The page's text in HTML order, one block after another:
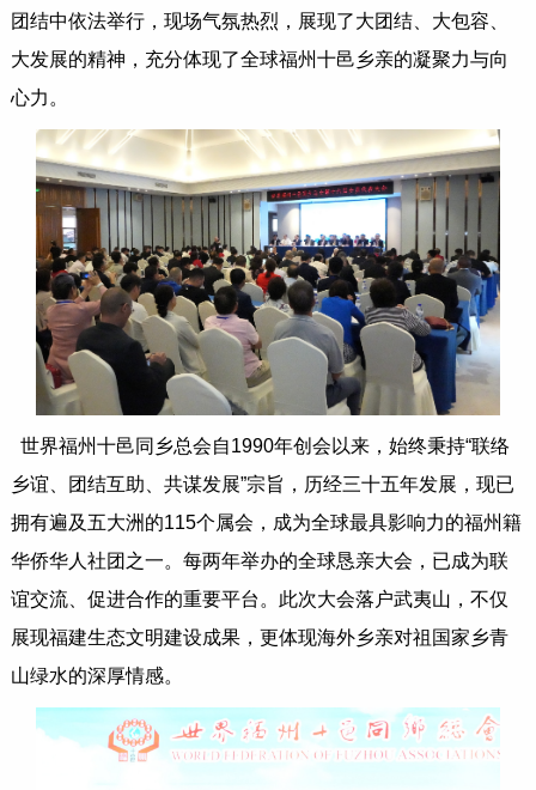
团结中依法举行，现场气氛热烈，展现了大团结、大包容、
大发展的精神，充分体现了全球福州十邑乡亲的凝聚力与向
心力。
世界福州十邑同乡总会自1990年创会以来，始终秉持“联络
乡谊、团结互助、共谋发展”宗旨，历经三十五年发展，现已
拥有遍及五大洲的115个属会，成为全球最具影响力的福州籍
华侨华人社团之一。每两年举办的全球恳亲大会，已成为联
谊交流、促进合作的重要平台。此次大会落户武夷山，不仅
展现福建生态文明建设成果，更体现海外乡亲对祖国家乡青
山绿水的深厚情感。